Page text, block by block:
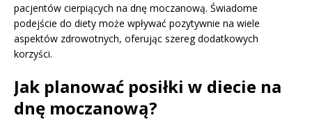
pacjentów cierpiących na dnę moczanową. Świadome
podejście do diety może wpływać pozytywnie na wiele
aspektów zdrowotnych, oferując szereg dodatkowych
korzyści.
Jak planować posiłki w diecie na
dnę moczanową?